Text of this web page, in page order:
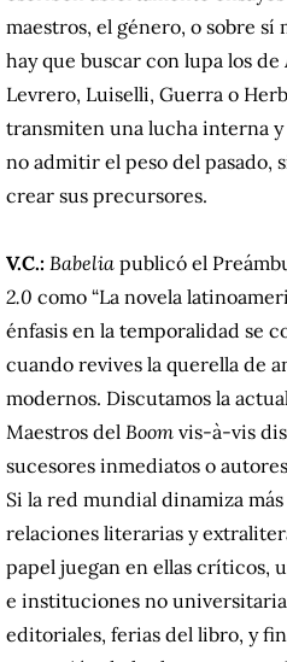
maestros, el género, o sobre sí
hay que buscar con lupa los de
Levrero, Luiselli, Guerra o
transmiten una lucha interna
no admitir el peso del pasado,
crear sus precursores.
V.C.: Babelia publicó el
2.0 como “La novela
énfasis en la temporalidad se
cuando revives la querella de
modernos. Discutamos la
Maestros del Boom vis-à-vis
sucesores inmediatos o
Si la red mundial dinamiza más
relaciones literarias y
papel juegan en ellas críticos,
e instituciones no
editoriales, ferias del libro, y